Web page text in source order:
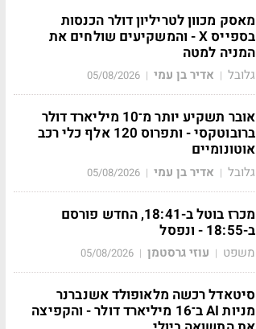
מאסק מכוון לטריליון דולר הכנסות
בספייס X - והמשקיעים שולחים את
המניה למטה
גלובל | אדיר בן עמי |
05/08/2026
אובר תשקיע יותר מ־10 מיליארד דולר
ברובוטקסי - ותפרוס 120 אלף כלי רכב
אוטונומיים
גלובל | אדיר בן עמי |
05/08/2026
מכרז בוטל ב-18:41, החדש פורסם
ב-18:55 - ונפסל
משפט | עוזי גרסטמן |
05/08/2026
סיטאדל רכשה מלאופולד אשנברנר
מניות AI ב־16 מיליארד דולר - והקפיצה